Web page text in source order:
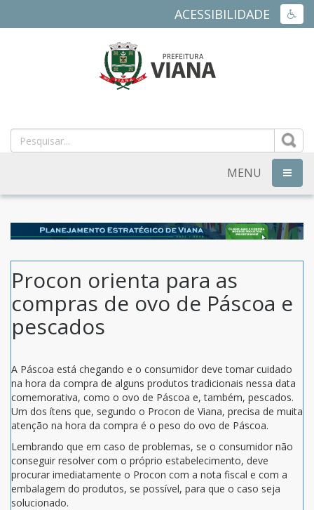
ACESSIBILIDADE
MUNICIPAL
DE
VIANA
ES
MENU
Procon orienta para as
compras de ovo de Páscoa e
pescados
A Páscoa está chegando e o consumidor deve tomar cuidado
na hora da compra de alguns produtos tradicionais nessa data
comemorativa, como o ovo de Páscoa e, também, pescados.
Um dos ítens que, segundo o Procon de Viana, precisa de muita
atenção na hora da compra é o peso do ovo de Páscoa.
Lembrando que em caso de problemas, se o consumidor não
conseguir resolver com o próprio estabelecimento, deve
procurar imediatamente o Procon com a nota fiscal e com a
embalagem do produtos, se possível, para que o caso seja
solucionado.